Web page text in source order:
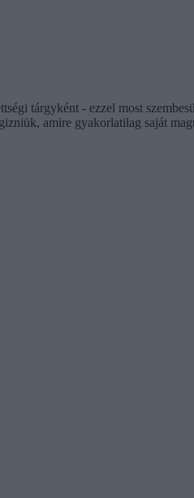
tárgyként - ezzel most
amire gyakorlatilag saját